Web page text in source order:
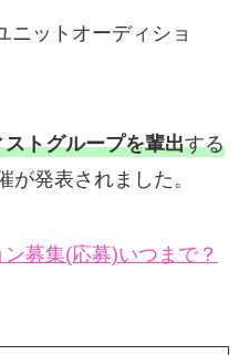
ニットオーディショ
トグループを輩出する
が発表されました。
募集(応募)いつまで？